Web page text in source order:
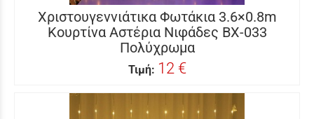
Χριστουγεννιάτικα Φωτάκια 3.6×0.8m
Κουρτίνα Αστέρια Νιφάδες BX-033
Πολύχρωμα
Τιμή: 12 €